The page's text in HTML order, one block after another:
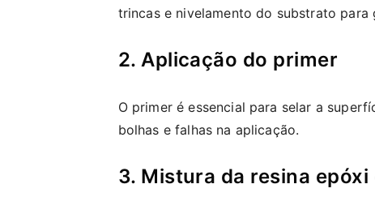
trincas e nivelamento do substrato para
2. Aplicação do primer
O primer é essencial para selar a
bolhas e falhas na aplicação.
3. Mistura da resina